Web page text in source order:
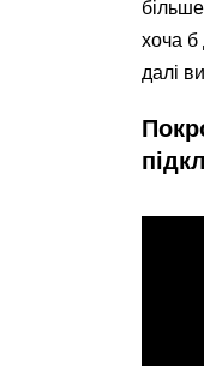
хоча б
далі